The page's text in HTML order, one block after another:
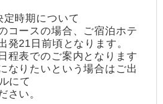
時期について
コースの場合、ご宿泊ホテ
発21日前頃となります。
程表でのご案内となります
なりたいという場合はご出
にて
さい。